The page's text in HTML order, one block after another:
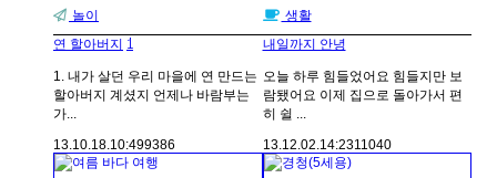
놀이
연 할아버지 1
1. 내가 살던 우리 마을에 연 만드는
할아버지 계셨지 언제나 바람부는
가...
13.10.18.10:499386
생활
내일까지 안녕
오늘 하루 힘들었어요 힘들지만 보
람됐어요 이제 집으로 돌아가서 편
히 쉴 ...
13.12.02.14:2311040